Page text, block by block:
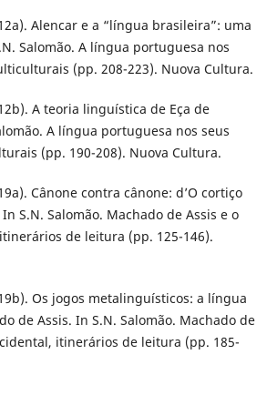
Alencar e a “língua brasileira”: uma
Salomão. A língua portuguesa nos
(pp. 208-223). Nuova Cultura.
A teoria linguística de Eça de
A língua portuguesa nos seus
(pp. 190-208). Nuova Cultura.
Cânone contra cânone: d’O cortiço
S.N. Salomão. Machado de Assis e o
de leitura (pp. 125-146).
Os jogos metalinguísticos: a língua
de Assis. In S.N. Salomão. Machado de
itinerários de leitura (pp. 185-